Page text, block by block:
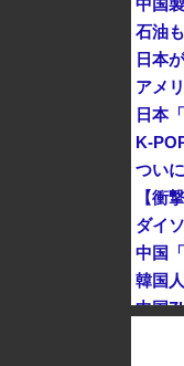
K-
ダイ
中国